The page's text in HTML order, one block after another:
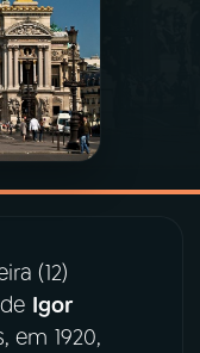
(12)
Igor
em 1920,